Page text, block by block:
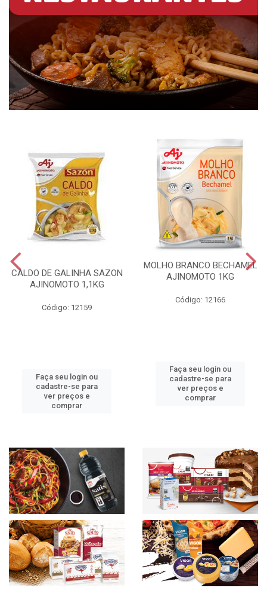
CALDO DE GALINHA SAZON
AJINOMOTO 1,1KG
Código: 12159
Faça seu login ou
cadastre-se para
ver preços e
comprar
MOLHO BRANCO BECHAMEL
AJINOMOTO 1KG
Código: 12166
Faça seu login ou
cadastre-se para
ver preços e
comprar